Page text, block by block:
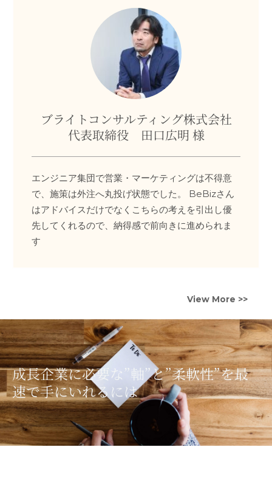
ブライトコンサルティング株式会社
代表取締役 田口広明 様
エンジニア集団で営業・マーケティングは不得意
で、施策は外注へ丸投げ状態でした。 BeBizさん
はアドバイスだけでなくこちらの考えを引出し優
先してくれるので、納得感で前向きに進められま
す
View More >>
成長企業に必要な”軸”と”柔軟性”を最
速で手にいれるには